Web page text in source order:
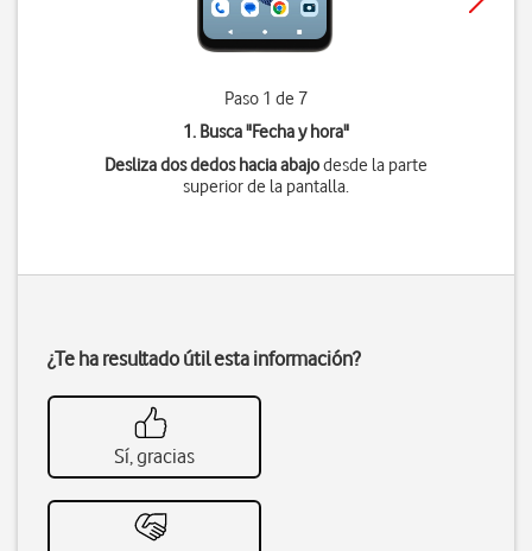
Paso 1 de 7
1. Busca "Fecha y hora"
Desliza dos dedos hacia abajodesde la parte
superior de la pantalla.
¿Te ha resultado útil esta información?
Sí, gracias